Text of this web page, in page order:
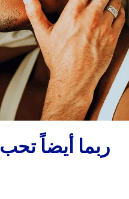
ربما أيضاً تحب